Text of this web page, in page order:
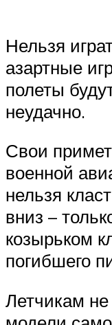
Нельзя
азартные
полеты
неудачно.
Свои
военной
нельзя
вниз –
козырьком
погибшего
Летчикам не